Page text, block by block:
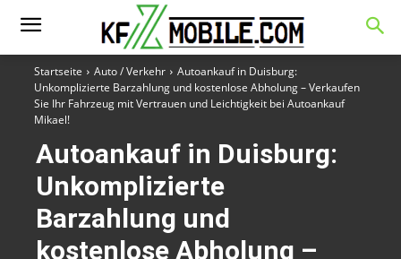
Startseite Auto / Verkehr
Autoankauf in Duisburg:
Unkomplizierte Barzahlung und kostenlose Abholung – Verkaufen
Sie Ihr Fahrzeug mit Vertrauen und Leichtigkeit bei Autoankauf
Mikael!
Autoankauf in Duisburg:
Unkomplizierte
Barzahlung und
kostenlose Abholung –